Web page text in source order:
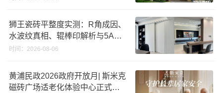
狮王瓷砖平整度实测：R角成因、
水波纹真相、辊棒印解析与5A标
准选购指南
时间：2026-08-06
黄浦民政2026政府开放月| 斯米克
磁砖广场适老化体验中心正式亮